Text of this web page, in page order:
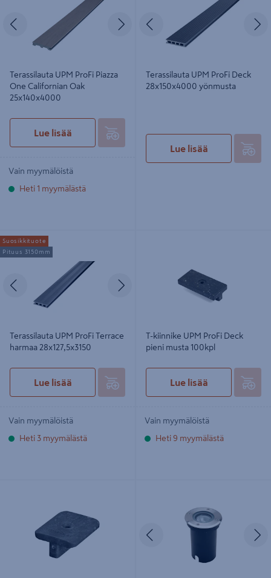
Seuraava
Terassilauta UPM ProFi Piazza
One Californian Oak
25x140x4000
Lue lisää
Vain myymälöistä
Heti 1 myymälästä
Edellinen
Terassilauta UPM ProFi Deck
28x150x4000 yönmusta
Lue lisää
Terassilauta UPM ProFi Terrace
harmaa 28x127,5x3150
Edellinen
Terassilauta UPM ProFi Terrace
harmaa 28x127,5x3150
Lue lisää
Suosikkituote
Pituus 3150mm
Vain myymälöistä
Heti 3 myymälästä
T-kiinnike UPM ProFi Deck
pieni musta 100kpl
Lue lisää
Vain myymälöistä
Heti 9 myymälästä
Edellinen